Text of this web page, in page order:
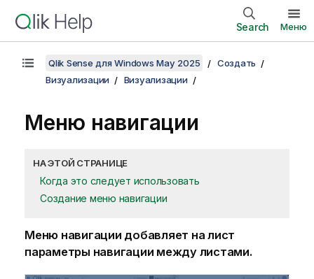
Search Меню
Qlik Sense для Windows May 2025
Создать
Визуализации
Визуализации
Меню навигации
НА ЭТОЙ СТРАНИЦЕ
Когда это следует использовать
Создание меню навигации
Меню навигации добавляет на лист
параметры навигации между листами.